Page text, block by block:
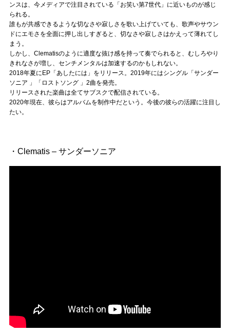
ンスは、今メディアで注目されている「お笑い第7世代」に近いものが感じ
られる。
誰もが共感できるような切なさや寂しさを歌い上げていても、歌声やサウン
ドにエモさを全面に押し出しすぎると、切なさや寂しさはかえって薄れてし
まう。
しかし、Clematisのように適度な抜け感を持って奏でられると、むしろやり
きれなさが増し、センチメンタルは加速するのかもしれない。
2018年夏にEP「あしたには」をリリース。2019年にはシングル「サンダー
ソニア 」「ロストソング 」2曲を発売。
リリースされた楽曲は全てサブスクで配信されている。
2020年現在、彼らはアルバムを制作中だという。今後の彼らの活躍に注目し
たい。
・Clematis – サンダーソニア